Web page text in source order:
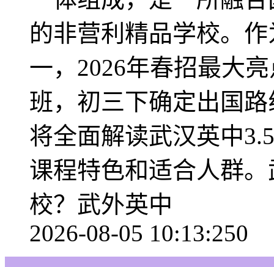
的非营利精品学校。
一，2026年春招最大
班，初三下确定出国
将全面解读武汉英中
课程特色和适合人群
校？武外英中
2026-08-05 10:13:250